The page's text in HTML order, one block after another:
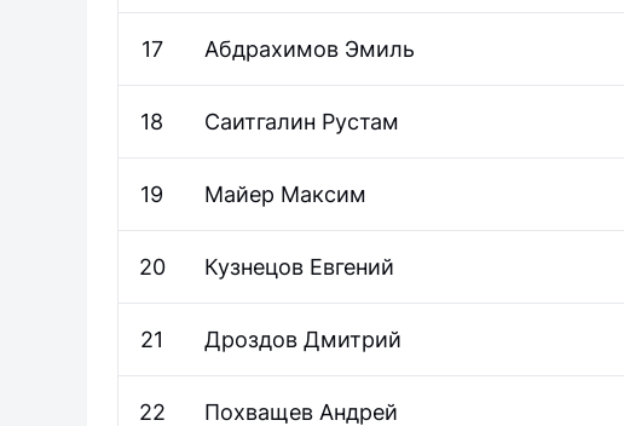
17 Абдрахимов Эмиль
18 Саитгалин Рустам
19 Майер Максим
20 Кузнецов Евгений
21 Дроздов Дмитрий
22 Похващев Андрей